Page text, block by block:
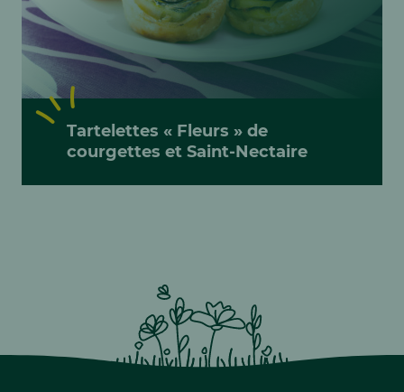
Tartelettes « Fleurs » de
courgettes et Saint-Nectaire